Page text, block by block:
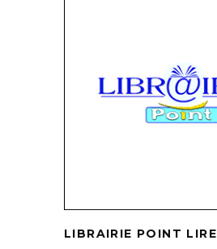
LIBRAIRIE POINT LIRE